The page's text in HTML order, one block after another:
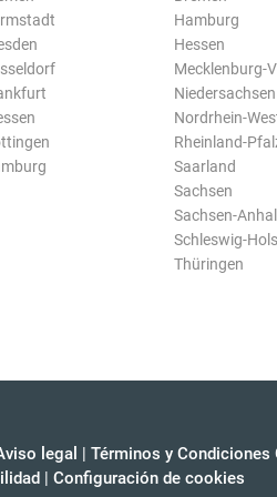
Hamburg
Hessen
Mecklenburg-
Niedersachsen
Nordrhein-
Rheinland-
Saarland
Sachsen
Sachsen-
Schleswig-
Thüringen
legal | Términos y Condiciones
| Configuración de cookies